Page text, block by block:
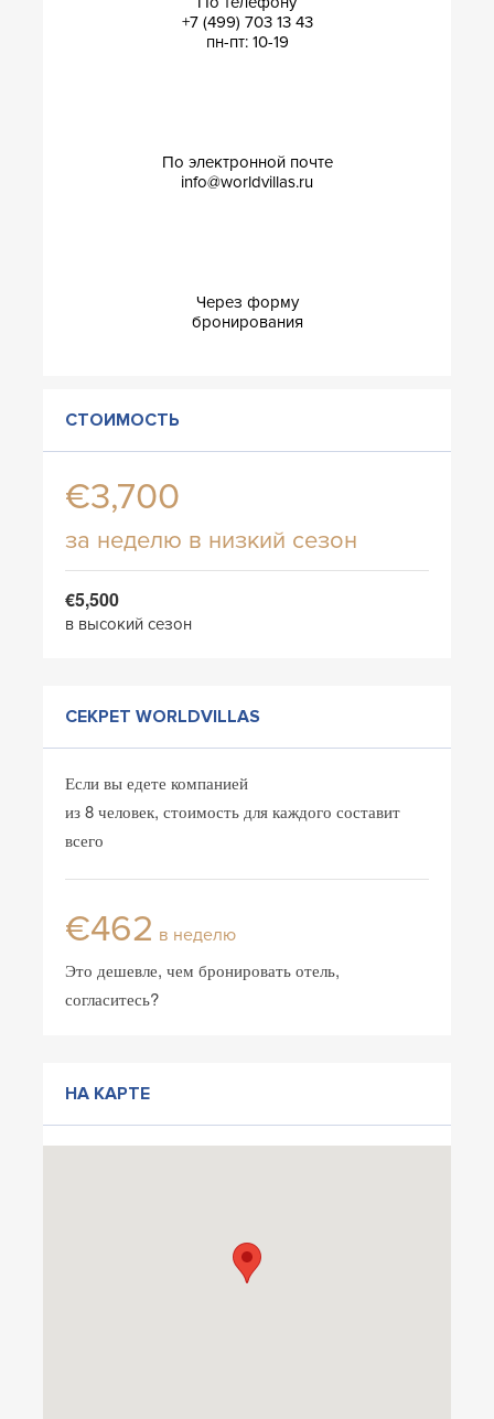
+7 (499) 703 13 43
пн-пт: 10-19
По электронной почте
info@worldvillas.ru
Через форму
бронирования
СТОИМОСТЬ
€3,700
за неделю в низкий сезон
€5,500
в высокий сезон
СЕКРЕТ WORLDVILLAS
Если вы едете компанией
из 8 человек, стоимость для каждого составит
всего
€462 в неделю
Это дешевле, чем бронировать отель,
согласитесь?
НА КАРТЕ